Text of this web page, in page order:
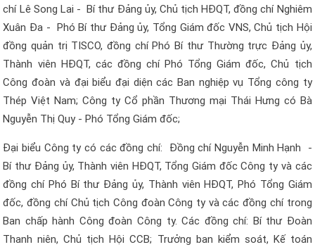
chí Lê Song Lai - Bí thư Đảng ủy, Chủ tịch HĐQT, đồng chí Nghiêm
Xuân Đa - Phó Bí thư Đảng ủy, Tổng Giám đốc VNS, Chủ tịch Hội
đồng quản trị TISCO, đồng chí Phó Bí thư Thường trực Đảng ủy,
Thành viên HĐQT, các đồng chí Phó Tổng Giám đốc, Chủ tịch
Công đoàn và đại biểu đại diện các Ban nghiệp vụ Tổng công ty
Thép Việt Nam; Công ty Cổ phần Thương mại Thái Hưng có Bà
Nguyễn Thị Quy - Phó Tổng Giám đốc;
Đại biểu Công ty có các đồng chí: Đồng chí Nguyễn Minh Hạnh -
Bí thư Đảng ủy, Thành viên HĐQT, Tổng Giám đốc Công ty và các
đồng chí Phó Bí thư Đảng ủy, Thành viên HĐQT, Phó Tổng Giám
đốc, đồng chí Chủ tịch Công đoàn Công ty và các đồng chí trong
Ban chấp hành Công đoàn Công ty. Các đồng chí: Bí thư Đoàn
Thanh niên, Chủ tịch Hội CCB; Trưởng ban kiểm soát, Kế toán